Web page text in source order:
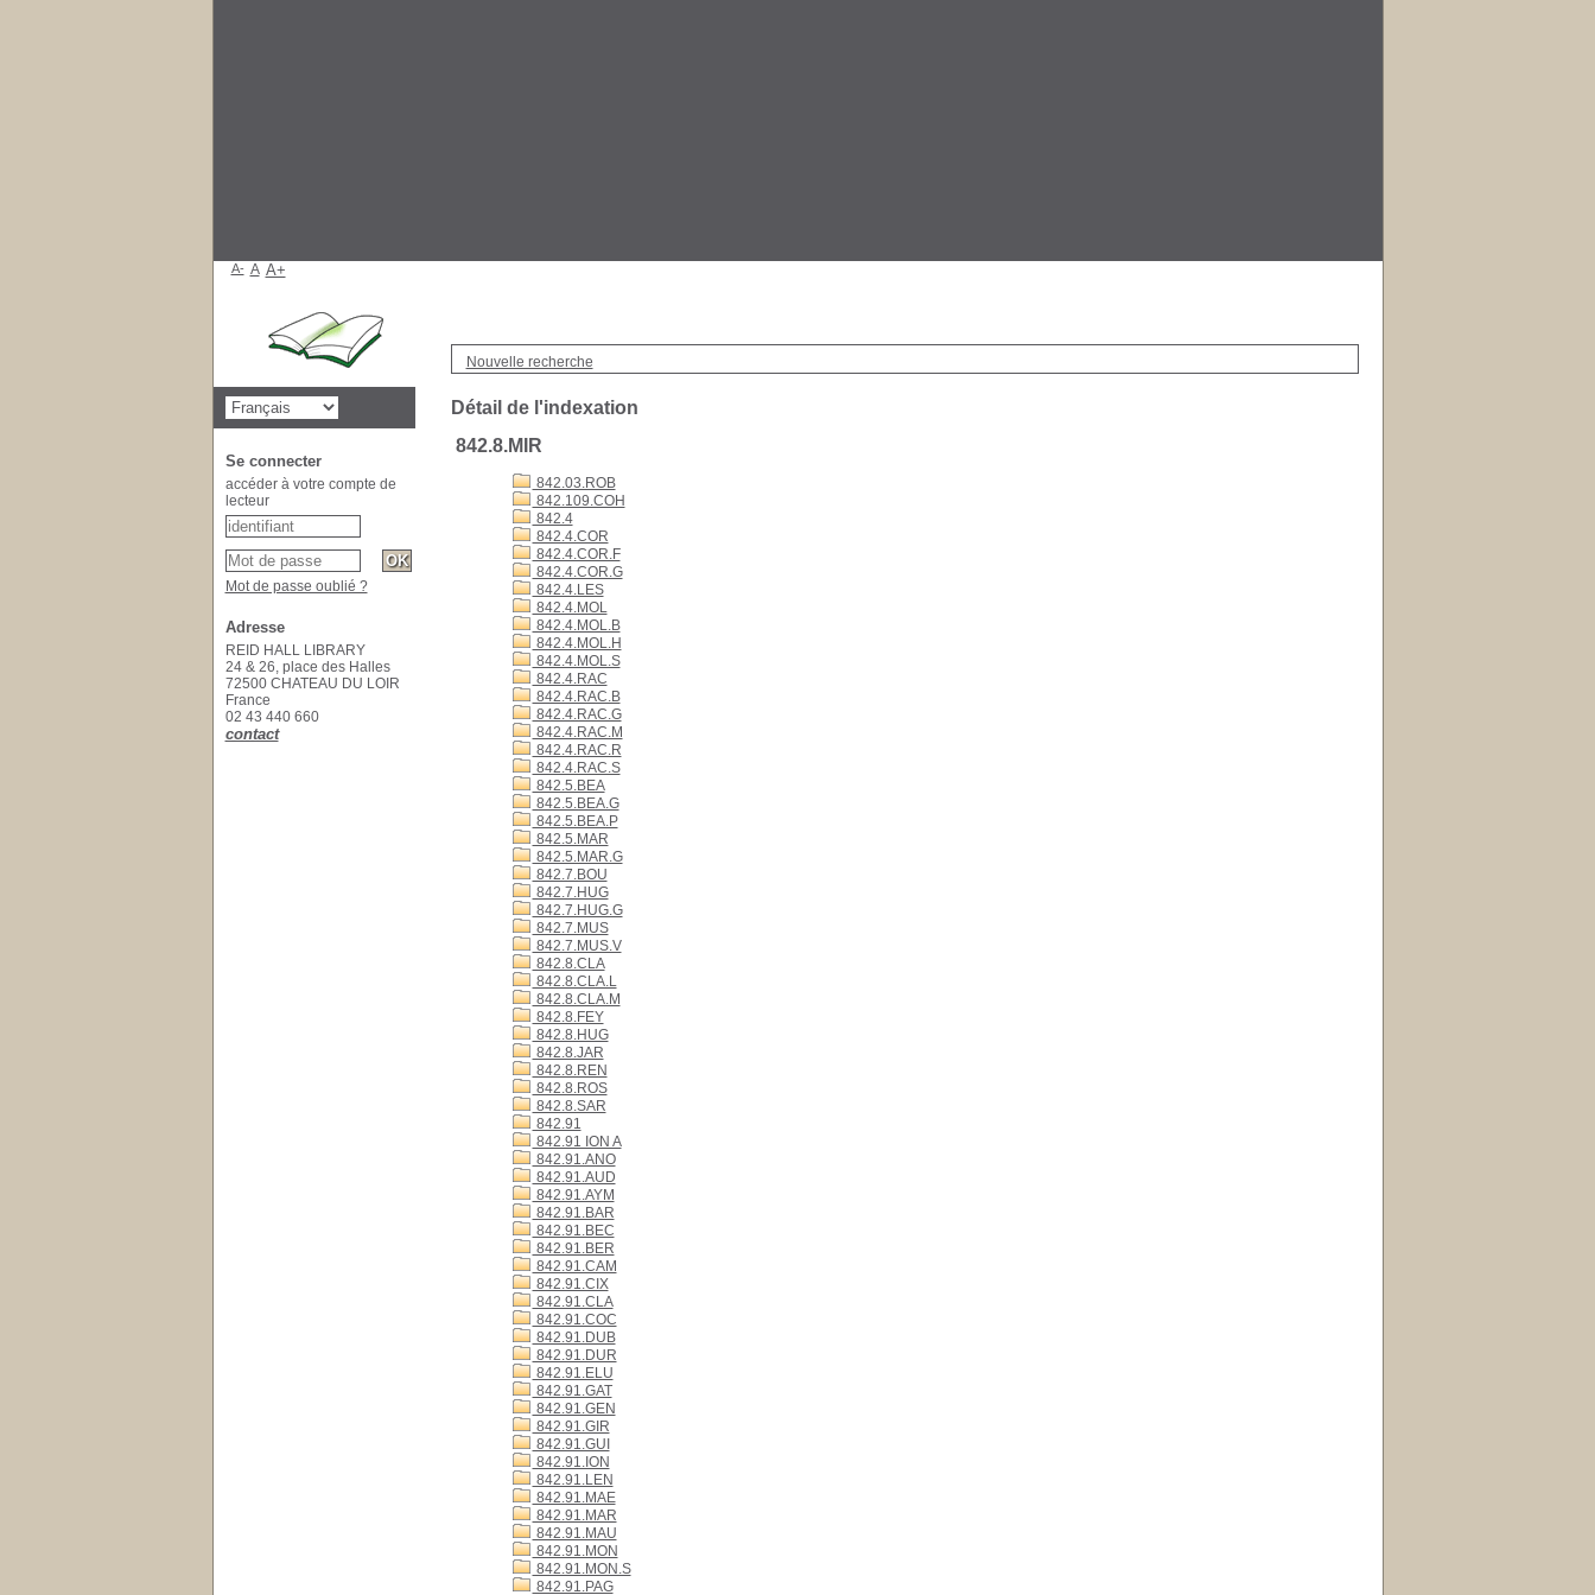
Nouvelle recherche
Détail de l'indexation
842.8.MIR
842.03.ROB
842.109.COH
842.4
842.4.COR
842.4.COR.F
842.4.COR.G
842.4.LES
842.4.MOL
842.4.MOL.B
842.4.MOL.H
842.4.MOL.S
842.4.RAC
842.4.RAC.B
842.4.RAC.G
842.4.RAC.M
842.4.RAC.R
842.4.RAC.S
842.5.BEA
842.5.BEA.G
842.5.BEA.P
842.5.MAR
842.5.MAR.G
842.7.BOU
842.7.HUG
842.7.HUG.G
842.7.MUS
842.7.MUS.V
842.8.CLA
842.8.CLA.L
842.8.CLA.M
842.8.FEY
842.8.HUG
842.8.JAR
842.8.REN
842.8.ROS
842.8.SAR
842.91
842.91 ION A
842.91.ANO
842.91.AUD
842.91.AYM
842.91.BAR
842.91.BEC
842.91.BER
842.91.CAM
842.91.CIX
842.91.CLA
842.91.COC
842.91.DUB
842.91.DUR
842.91.ELU
842.91.GAT
842.91.GEN
842.91.GIR
842.91.GUI
842.91.ION
842.91.LEN
842.91.MAE
842.91.MAR
842.91.MAU
842.91.MON
842.91.MON.S
842.91.PAG
A- A A+
Se connecter
accéder à votre compte de
lecteur
Mot de passe oublié ?
Adresse
REID HALL LIBRARY
24 & 26, place des Halles
72500 CHATEAU DU LOIR
France
02 43 440 660
contact